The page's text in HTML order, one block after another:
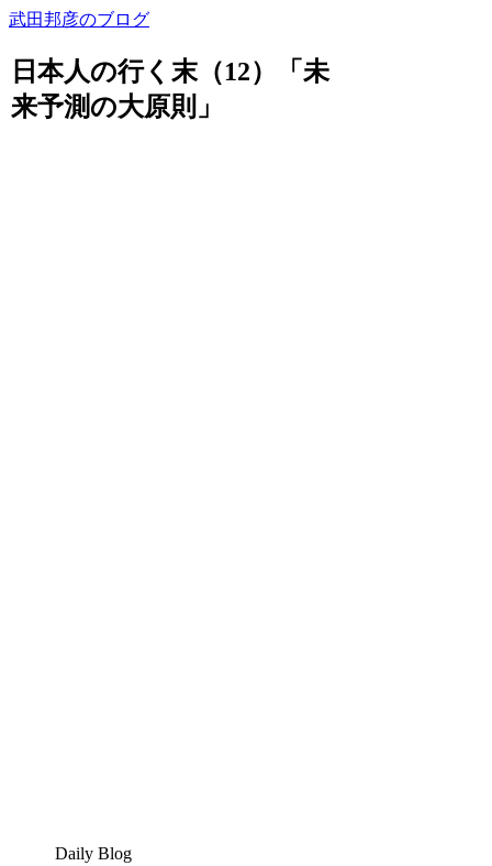
武田邦彦のブログ
日本人の行く末（12）「未
来予測の大原則」
Daily Blog